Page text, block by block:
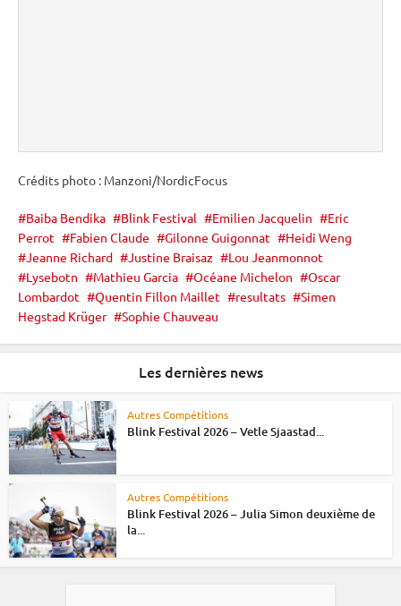
Crédits photo : Manzoni/NordicFocus
Baiba Bendika Blink Festival Emilien Jacquelin
Eric
Perrot
Fabien Claude Gilonne Guigonnat
Heidi Weng
Jeanne Richard
Justine Braisaz
Lou Jeanmonnot
Lysebotn
Mathieu Garcia Océane Michelon
Oscar
Lombardot
Quentin Fillon Maillet resultats
Simen
Hegstad Krüger
Sophie Chauveau
Les dernières news
Autres Compétitions
Blink Festival 2026 – Vetle Sjaastad...
Autres Compétitions
Blink Festival 2026 – Julia Simon deuxième de
la...